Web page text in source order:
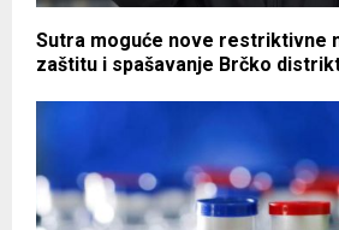
Sutra moguće nove restriktivne
zaštitu i spašavanje Brčko